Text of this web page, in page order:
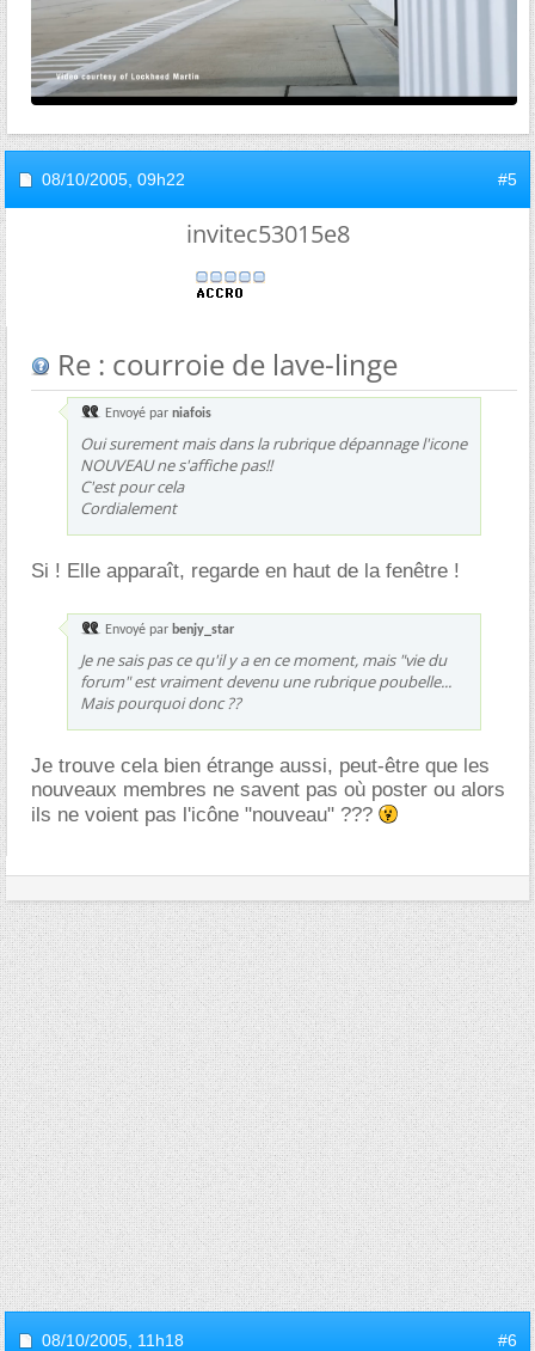
08/10/2005, 09h22 #5
invitec53015e8
Re : courroie de lave-linge
Envoyé par niafois
Oui surement mais dans la rubrique dépannage l'icone
NOUVEAU ne s'affiche pas!!
C'est pour cela
Cordialement
Si ! Elle apparaît, regarde en haut de la fenêtre !
Envoyé par benjy_star
Je ne sais pas ce qu'il y a en ce moment, mais "vie du
forum" est vraiment devenu une rubrique poubelle...
Mais pourquoi donc ??
Je trouve cela bien étrange aussi, peut-être que les
nouveaux membres ne savent pas où poster ou alors
ils ne voient pas l'icône "nouveau" ???
08/10/2005, 11h18 #6